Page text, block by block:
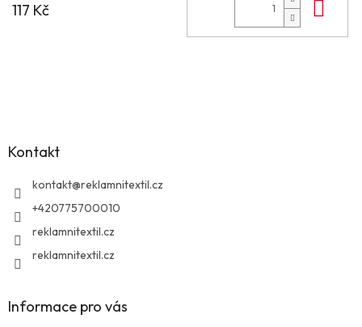
117 Kč
Kontakt
kontakt@reklamnitextil.cz
+420775700010
reklamnitextil.cz
reklamnitextil.cz
Informace pro vás